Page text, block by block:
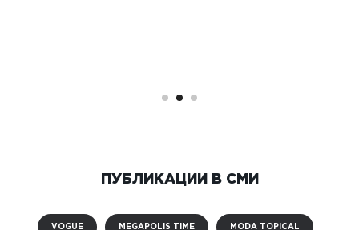
ПУБЛИКАЦИИ В СМИ
VOGUE MEGAPOLIS TIME MODA TOPICAL